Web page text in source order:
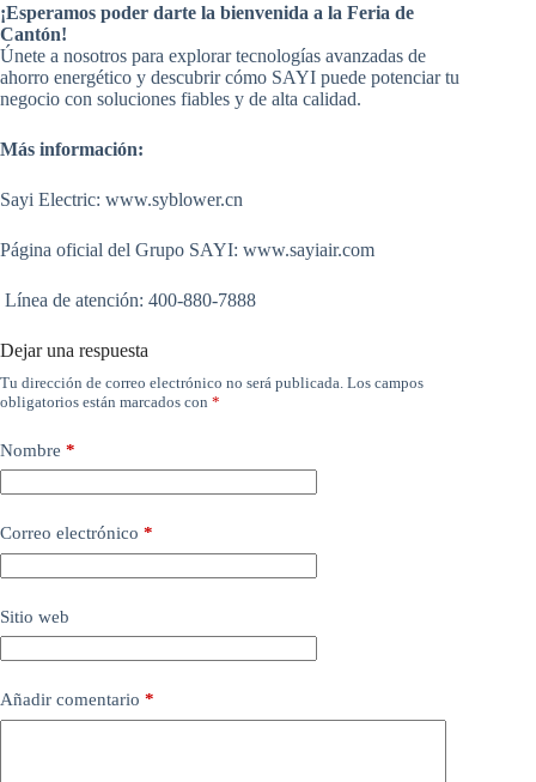
¡Esperamos poder darte la bienvenida a la Feria de
Cantón!
Únete a nosotros para explorar tecnologías avanzadas de
ahorro energético y descubrir cómo SAYI puede potenciar tu
negocio con soluciones fiables y de alta calidad.
Más información:
Sayi Electric: www.syblower.cn
Página oficial del Grupo SAYI: www.sayiair.com
Línea de atención: 400-880-7888
Dejar una respuesta
Tu dirección de correo electrónico no será publicada. Los campos
obligatorios están marcados con *
Nombre *
Correo electrónico *
Sitio web
Añadir comentario *